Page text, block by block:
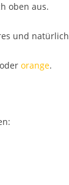
oben aus.
und natürlich
oder orange.